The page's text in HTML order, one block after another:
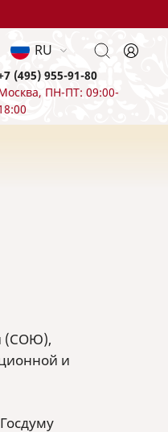
RU
(495) 955-91-80
ПН-ПТ: 09:00-
(СОЮ),
и